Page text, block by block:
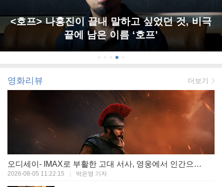
<호프> 나홍진이 끝내 말하고 싶었던 것, 비극
끝에 남은 이름 ‘호프’
영화리뷰 더보기
오디세이- IMAX로 부활한 고대 서사, 영웅에서 인간으로의 귀환 (오락성 9 | 작품성 9)
2026-08-05 11:22:15 박은영 기자